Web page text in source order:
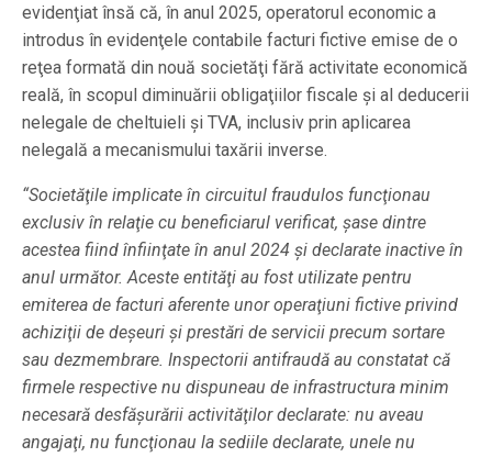
evidenţiat însă că, în anul 2025, operatorul economic a
introdus în evidenţele contabile facturi fictive emise de o
reţea formată din nouă societăţi fără activitate economică
reală, în scopul diminuării obligaţiilor fiscale şi al deducerii
nelegale de cheltuieli şi TVA, inclusiv prin aplicarea
nelegală a mecanismului taxării inverse.
“Societăţile implicate în circuitul fraudulos funcţionau
exclusiv în relaţie cu beneficiarul verificat, şase dintre
acestea fiind înfiinţate în anul 2024 şi declarate inactive în
anul următor. Aceste entităţi au fost utilizate pentru
emiterea de facturi aferente unor operaţiuni fictive privind
achiziţii de deşeuri şi prestări de servicii precum sortare
sau dezmembrare. Inspectorii antifraudă au constatat că
firmele respective nu dispuneau de infrastructura minim
necesară desfăşurării activităţilor declarate: nu aveau
angajaţi, nu funcţionau la sediile declarate, unele nu